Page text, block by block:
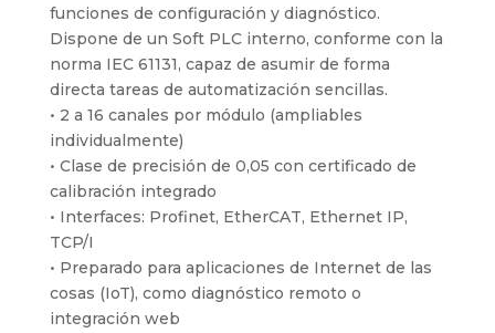
funciones de configuración y diagnóstico.
Dispone de un Soft PLC interno, conforme con la
norma IEC 61131, capaz de asumir de forma
directa tareas de automatización sencillas.
• 2 a 16 canales por módulo (ampliables
individualmente)
• Clase de precisión de 0,05 con certificado de
calibración integrado
• Interfaces: Profinet, EtherCAT, Ethernet IP,
TCP/I
• Preparado para aplicaciones de Internet de las
cosas (IoT), como diagnóstico remoto o
integración web